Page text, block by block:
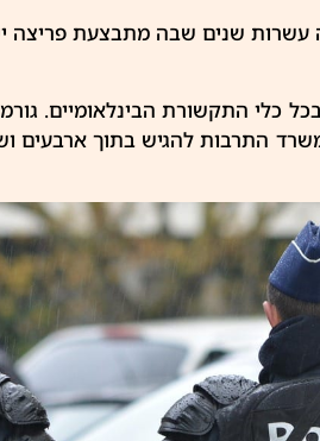
שנים שבה מתבצעת פריצה
כלי התקשורת הבינלאומיים.
התרבות להגיש בתוך